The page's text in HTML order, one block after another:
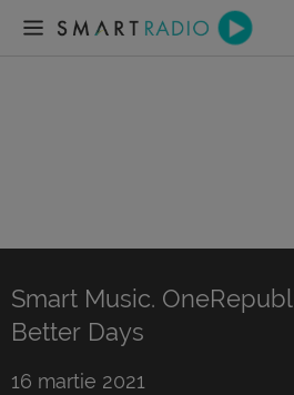
Smart Music.
Better Days
16 martie 2021